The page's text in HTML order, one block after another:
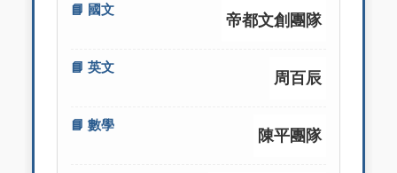
📘 國文
帝都文創團隊
📘 英文
周百辰
📘 數學
陳平團隊